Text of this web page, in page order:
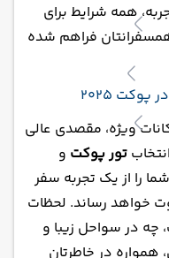
همه شرایط برای
همسفرانتان فراهم شده
2025
و امکانات ویژه، مقصدی عالی
تور پوکت و
شما را از یک تجربه سفر
خواهد رساند. لحظات
در سواحل زیبا و
در خاطرتان